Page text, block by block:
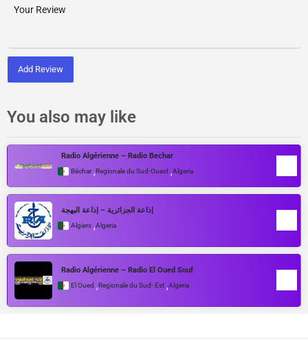
Add Review
You also may like
Radio Algérienne – Radio Bechar
Béchar ,Regionale du Sud-Ouest ,Algeria
إذاعة الجزائرية – إذاعة البهجة
Algiers ,Algeria
Radio Algérienne – Radio El Oued Souf
El Oued ,Regionale du Sud- Est ,Algeria